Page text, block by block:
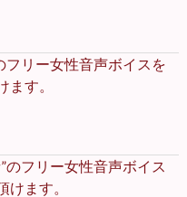
フリー女性音声ボイスを
ます。
のフリー女性音声ボイス
けます。